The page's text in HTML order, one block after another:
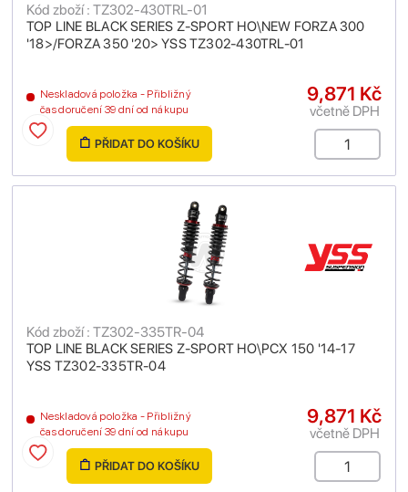
TOP LINE BLACK SERIES Z-SPORT HO\NEW FORZA 300
'18>/FORZA 350 '20> YSS TZ302-430TRL-01
Kód zboží : TZ302-430TRL-01
Neskladová položka - Přibližný
čas doručení 39 dní od nákupu
9,871 Kč
včetně DPH
PŘIDAT DO KOŠÍKU
TOP LINE BLACK SERIES Z-SPORT HO\PCX 150 '14-17
YSS TZ302-335TR-04
Kód zboží : TZ302-335TR-04
Neskladová položka - Přibližný
čas doručení 39 dní od nákupu
9,871 Kč
včetně DPH
PŘIDAT DO KOŠÍKU